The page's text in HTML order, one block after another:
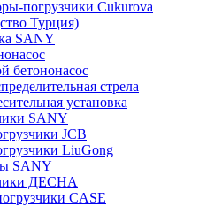
погрузчики Cukurova
Турция)
SANY
бетононасос
стрела
установка
SANY
JCB
LiuGong
SANY
ДЕСНА
CASE